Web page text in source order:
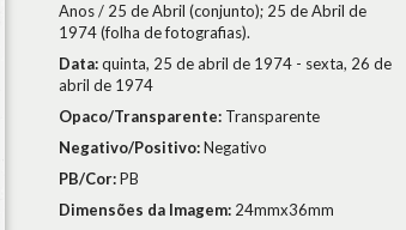
Anos / 25 de Abril (conjunto); 25 de Abril de
1974 (folha de fotografias).
Data:quinta, 25 de abril de 1974 - sexta, 26 de
abril de 1974
Opaco/Transparente: Transparente
Negativo/Positivo:Negativo
PB/Cor:PB
Dimensões da Imagem: 24mmx36mm